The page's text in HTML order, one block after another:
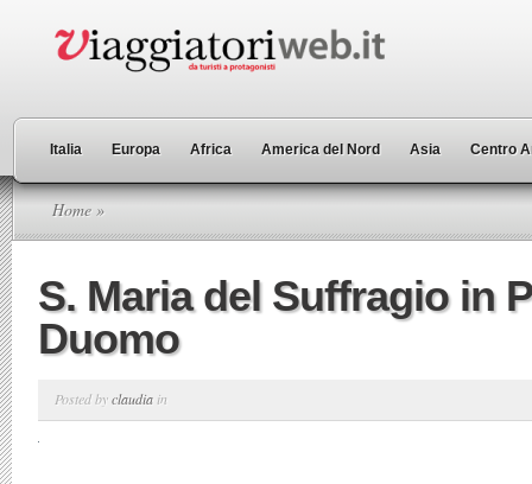
Italia Europa Africa America del Nord Asia Centro
Home »
S. Maria del Suffragio in
Duomo
Posted byclaudia in